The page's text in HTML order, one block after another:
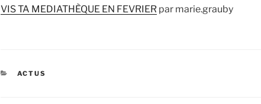
VIS TA MEDIATHÈQUE EN FEVRIER par marie.grauby
CATÉGORIES
ACTUS